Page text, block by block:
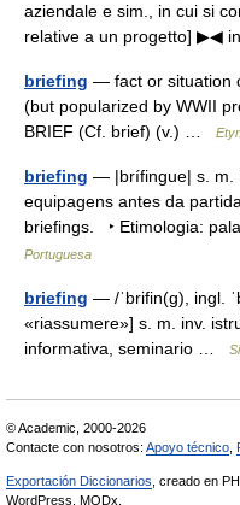
aziendale e sim., in cui si
relative a un progetto] ▶◀
briefing — fact or situation
(but popularized by WWII
BRIEF (Cf. brief) (v.) …
briefing — |brífingue| s. m.
equipagens antes da
briefings. ‣ Etimologia:
Portuguesa
briefing — /ˈbrifin(g), ingl.
«riassumere»] s. m. inv.
informativa, seminario …
© Academic, 2000-2026
Contacte con nosotros: Apoyo técnico
Exportación Diccionarios , creado en
WordPress, MODx.